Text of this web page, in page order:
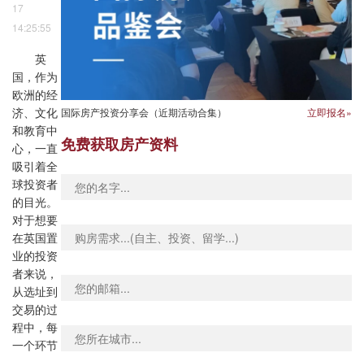
17
14:25:55
英
国，作为
欧洲的经
济、文化
和教育中
心，一直
吸引着全
球投资者
的目光。
对于想要
在英国置
业的投资
者来说，
从选址到
交易的过
程中，每
一个环节
国际房产投资分享会（近期活动合集） 立即报名»
免费获取房产资料